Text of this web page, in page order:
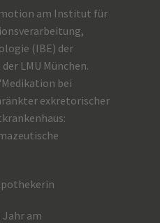
am Institut für
(IBE) der
LMU München.
bei
exkretorischer
Jahr am